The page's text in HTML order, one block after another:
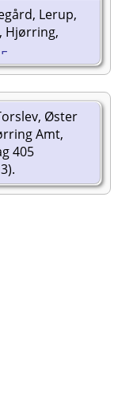
Lerup,
Hjørring,
Øster
Amt,
405